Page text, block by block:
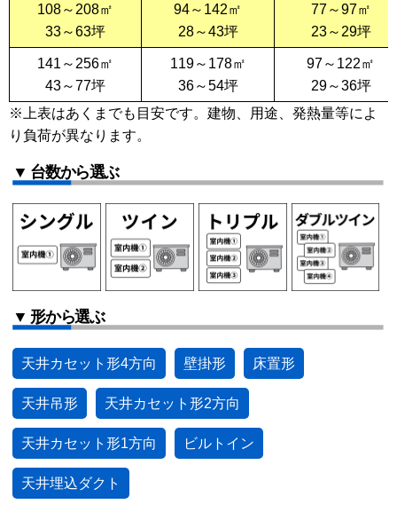
108～208㎡
33～63坪
94～142㎡
28～43坪
77～97㎡
23～29坪
141～256㎡
43～77坪
119～178㎡
36～54坪
97～122㎡
29～36坪
※上表はあくまでも目安です。建物、用途、発熱量等によ
り負荷が異なります。
▼ 台数から選ぶ
▼ 形から選ぶ
天井カセット形4方向 壁掛形 床置形
天井吊形 天井カセット形2方向
天井カセット形1方向 ビルトイン
天井埋込ダクト